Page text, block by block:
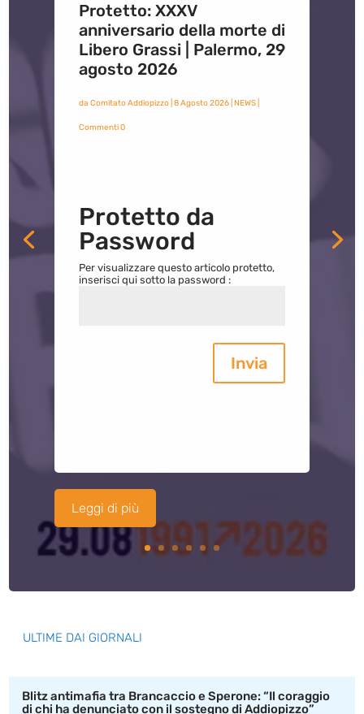
Protetto: XXXV
anniversario della morte di
Libero Grassi | Palermo, 29
agosto 2026
da Comitato Addiopizzo| 8 Agosto 2026| NEWS|
Commenti 0
Protetto da
Password
Per visualizzare questo articolo protetto,
inserisci qui sotto la password :
Invia
Leggi di più
ULTIME DAI GIORNALI
Blitz antimafia tra Brancaccio e Sperone: “Il coraggio
di chi ha denunciato con il sostegno di Addiopizzo”